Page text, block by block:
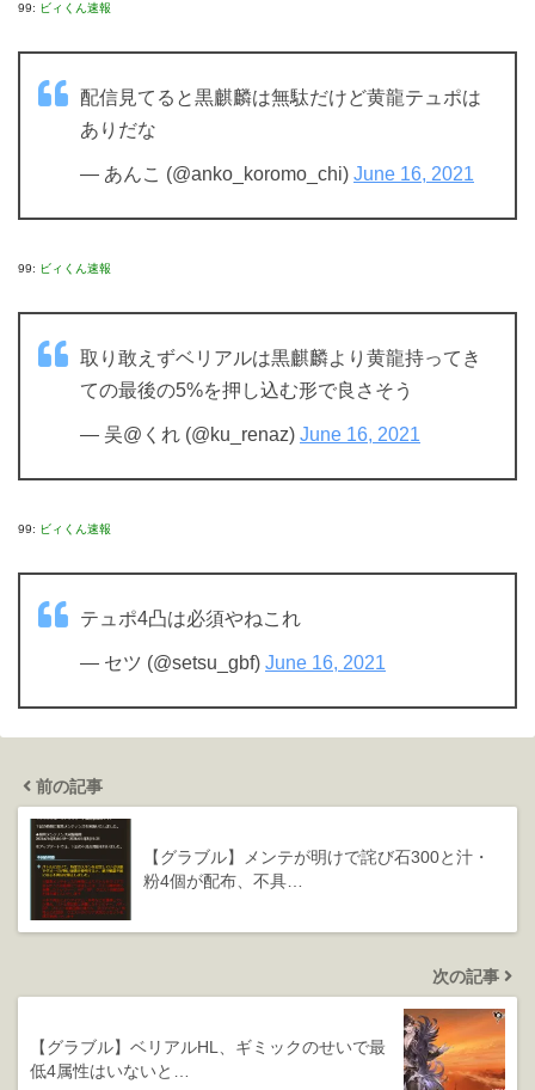
99: ビィくん速報
配信見てると黒麒麟は無駄だけど黄龍テュポは
ありだな
— あんこ (@anko_koromo_chi) June 16, 2021
99: ビィくん速報
取り敢えずベリアルは黒麒麟より黄龍持ってき
ての最後の5%を押し込む形で良さそう
— 吴@くれ (@ku_renaz) June 16, 2021
99: ビィくん速報
テュポ4凸は必須やねこれ
— セツ (@setsu_gbf) June 16, 2021
前の記事
【グラブル】メンテが明けで詫び石300と汁・
粉4個が配布、不具…
次の記事
【グラブル】ベリアルHL、ギミックのせいで最
低4属性はいないと…